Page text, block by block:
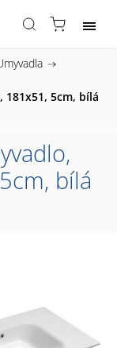
/
181x51, 5cm, bílá
bílá